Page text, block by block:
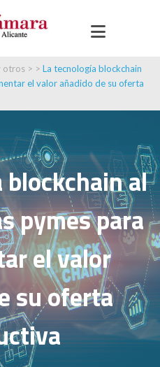
otros > > La tecnología blockchain
el valor añadido de su oferta
al
pymes para
el valor
su oferta